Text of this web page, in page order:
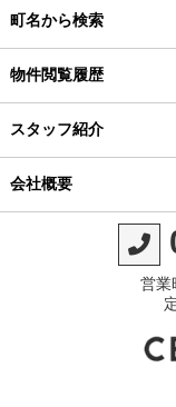
町名から検索
物件閲覧履歴
スタッフ紹介
会社概要
営業